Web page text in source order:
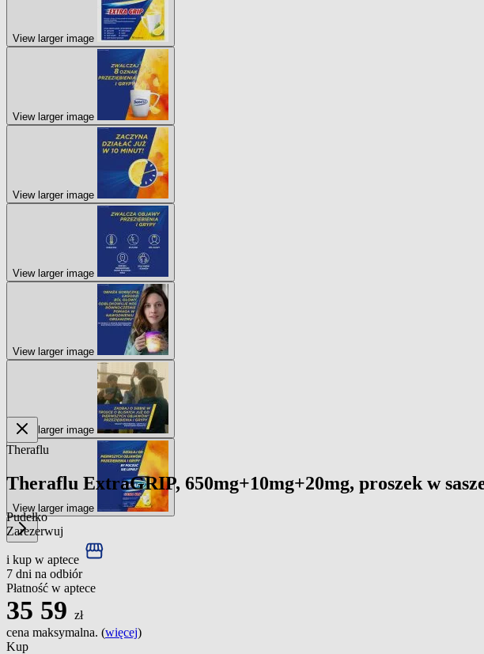
View larger image
View larger image
View larger image
View larger image
View larger image
View larger image
View larger image
Theraflu
Theraflu ExtraGRIP, 650mg+10mg+20mg, proszek w
Pudełko
Zarezerwuj
i kup w aptece
7 dni na odbiór
Płatność w aptece
35 59 zł
cena maksymalna. (więcej)
Kup